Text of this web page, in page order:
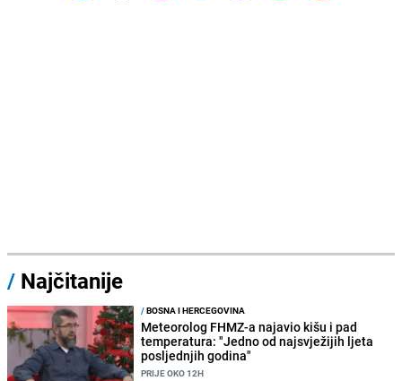
/ Najčitanije
/BOSNA I HERCEGOVINA
Meteorolog FHMZ-a najavio kišu i pad
temperatura: "Jedno od najsvježijih ljeta
posljednjih godina"
PRIJE OKO 12H